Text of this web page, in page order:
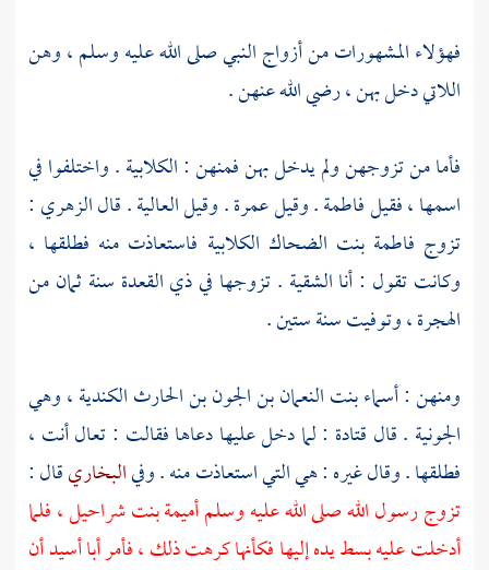
فهؤلاء المشهورات من أزواج النبي صلى الله عليه وسلم ، وهن
اللاتي دخل بهن ، رضي الله عنهن .
فأما من تزوجهن ولم يدخل بهن فمنهن :الكلابية. واختلفوا في
اسمها ، فقيلفاطمة. وقيلعمرة. وقيلالعالية. قالالزهري :
تزوج فاطمة بنت الضحاك الكلابية فاستعاذت منه فطلقها ،
وكانت تقول : أنا الشقية . تزوجها في ذي القعدة سنة ثمان من
الهجرة ، وتوفيت سنة ستين .
ومنهن :أسماء بنت النعمان بن الجون بن الحارث الكندية، وهي
الجونية . قال قتادة : لما دخل عليها دعاها فقالت : تعال أنت ،
فطلقها . وقال غيره : هي التي استعاذت منه . وفيالبخاريقال :
تزوج رسول الله صلى الله عليه وسلمأميمة بنت شراحيل، فلما
أدخلت عليه بسط يده إليها فكأنها كرهت ذلك ، فأمرأبا أسيدأن